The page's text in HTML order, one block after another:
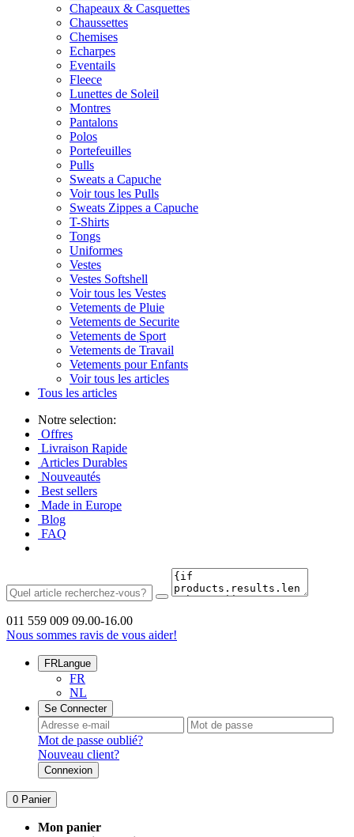
Chapeaux & Casquettes
Chaussettes
Chemises
Echarpes
Eventails
Fleece
Lunettes de Soleil
Montres
Pantalons
Polos
Portefeuilles
Pulls
Sweats a Capuche
Voir tous les Pulls
Sweats Zippes a Capuche
T-Shirts
Tongs
Uniformes
Vestes
Vestes Softshell
Voir tous les Vestes
Vetements de Pluie
Vetements de Securite
Vetements de Sport
Vetements de Travail
Vetements pour Enfants
Voir tous les articles
Tous les articles
Notre selection:
Offres
Livraison Rapide
Articles Durables
Nouveautés
Best sellers
Made in Europe
Blog
FAQ
011 559 009 09.00-16.00
Nous sommes ravis de vous aider!
FRLangue
FR
NL
Se Connecter
Mot de passe oublié?
Nouveau client?
Connexion
0 Panier
Mon panier